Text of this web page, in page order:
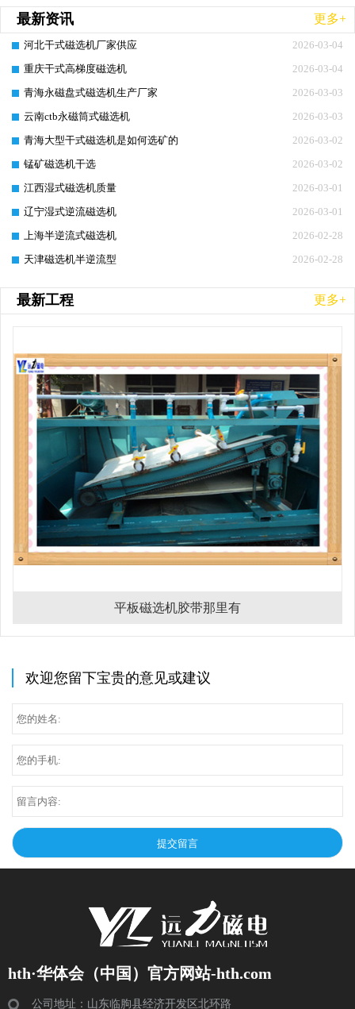
最新资讯 更多+
2026-03-04
河北干式磁选机厂家供应
2026-03-04
重庆干式高梯度磁选机
2026-03-03
青海永磁盘式磁选机生产厂家
2026-03-03
云南ctb永磁筒式磁选机
2026-03-02
青海大型干式磁选机是如何选矿的
2026-03-02
锰矿磁选机干选
2026-03-01
江西湿式磁选机质量
2026-03-01
辽宁湿式逆流磁选机
2026-02-28
上海半逆流式磁选机
2026-02-28
天津磁选机半逆流型
最新工程 更多+
平板磁选机胶带那里有
欢迎您留下宝贵的意见或建议
hth·华体会（中国）官方网站-hth.com
公司地址：山东临朐县经济开发区北环路